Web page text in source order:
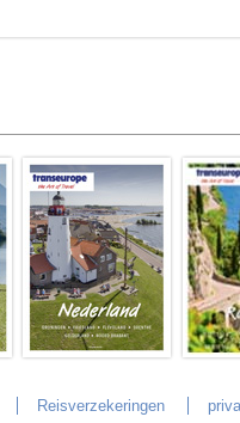
Reisverzekeringen